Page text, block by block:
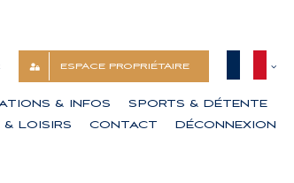
ESPACE PROPRIÉTAIRE
& INFOS
SPORTS & DÉTENTE
& LOISIRS
CONTACT DÉCONNEXION